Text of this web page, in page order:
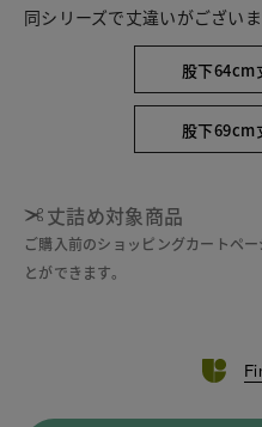
同シリーズで丈違いがございま
股下64cm
股下69cm
丈詰め対象商品
ご購入前のショッピングカートペ
とができます。